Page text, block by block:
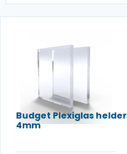
Budget Plexiglas helder
4mm